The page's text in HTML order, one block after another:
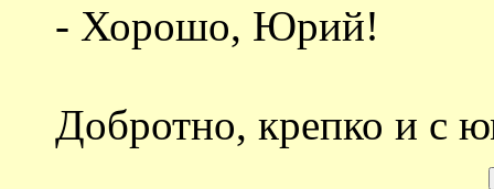
- Хорошо, Юрий!
Добротно, крепко и с